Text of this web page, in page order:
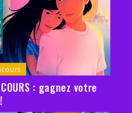
: gagnez votre